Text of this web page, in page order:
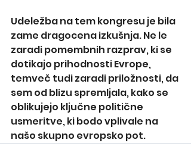
Udeležba na tem kongresu je bila
zame dragocena izkušnja. Ne le
zaradi pomembnih razprav, ki se
dotikajo prihodnosti Evrope,
temveč tudi zaradi priložnosti, da
sem od blizu spremljala, kako se
oblikujejo ključne politične
usmeritve, ki bodo vplivale na
našo skupno evropsko pot.